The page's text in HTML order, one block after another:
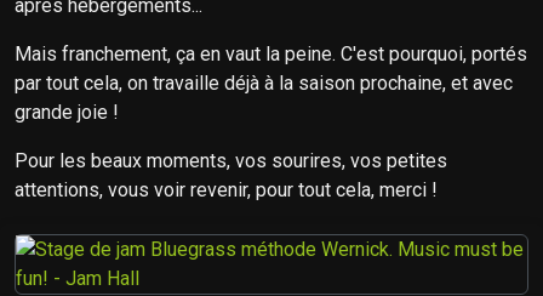
après hébergements...
Mais franchement, ça en vaut la peine. C'est pourquoi, portés
par tout cela, on travaille déjà à la saison prochaine, et avec
grande joie !
Pour les beaux moments, vos sourires, vos petites
attentions, vous voir revenir, pour tout cela, merci !